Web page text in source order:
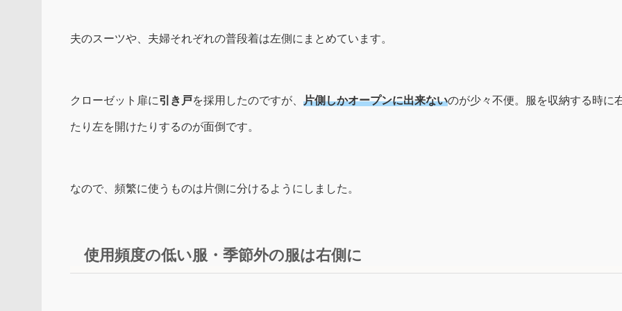
夫のスーツや、夫婦それぞれの普段着は左側にまとめています。
クローゼット扉に引き戸を採用したのですが、 片側しかオープンに出来ないのが少々不便。服を収納する時に
たり左を開けたりするのが面倒です。
なので、頻繁に使うものは片側に分けるようにしました。
使用頻度の低い服・季節外の服は右側に